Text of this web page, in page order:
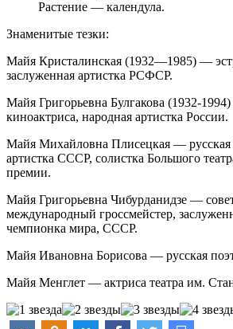
Растение — календула.
Знаменитые тезки:
Майя Кристалинская (1932—1985) —
заслуженная артистка РСФСР.
Майя Григорьевна Булгакова (1932-1994)
киноактриса, народная артистка России.
Майя Михайловна Плисецкая — русская
артистка СССР, солистка Большого
премии.
Майя Григорьевна Чибурданидзе —
международный гроссмейстер,
чемпионка мира, СССР.
Майя Ивановна Борисова — русская
Майя Менглет — актриса театра им.